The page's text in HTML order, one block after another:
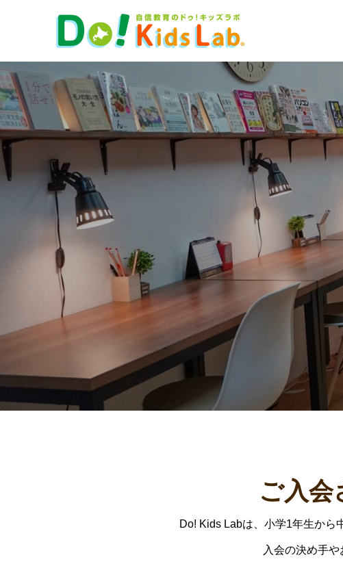
ご入
Do! Kids Labは、小学1年生から
入会の決め手